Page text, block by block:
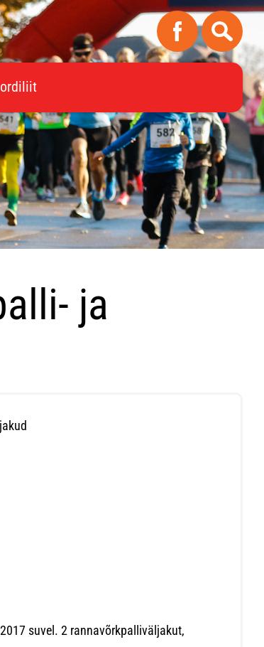
ja
suvel. 2 rannavõrkpalliväljakut,